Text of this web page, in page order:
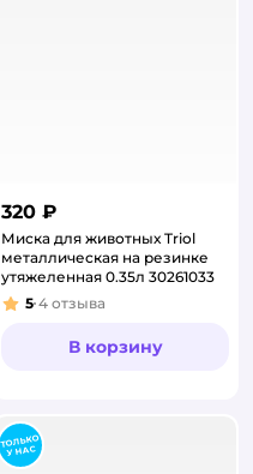
320 ₽
Миска для животных Triol
металлическая на резинке
утяжеленная 0.35л 30261033
Рейтинг:
5 4 отзыва
В корзину